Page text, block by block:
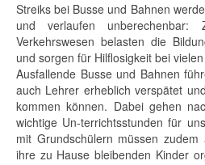
Streiks bei Busse und Bahnen
und verlaufen unberechenbar:
Verkehrswesen belasten die
und sorgen für Hilflosigkeit bei
Ausfallende Busse und Bahnen
auch Lehrer erheblich verspätet
kommen können. Dabei gehen
wichtige Un-terrichtsstunden für
mit Grundschülern müssen
ihre zu Hause bleibenden Kinder